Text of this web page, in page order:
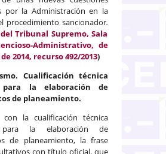
por la Administración en la
procedimiento sancionador.
Tribunal Supremo, Sala
Administrativo, de
2014, recurso 492/2013)
Cualificación técnica
para la elaboración de
de planeamiento.
con la cualificación técnica
para la elaboración de
de planeamiento, la frase
con título oficial, que